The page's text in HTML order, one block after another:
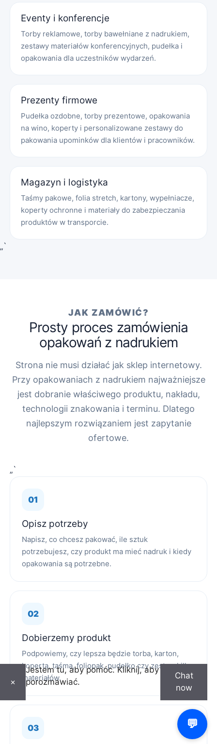
Eventy i konferencje
Torby reklamowe, torby bawełniane z nadrukiem,
zestawy materiałów konferencyjnych, pudełka i
opakowania dla uczestników wydarzeń.
Prezenty firmowe
Pudełka ozdobne, torby prezentowe, opakowania
na wino, koperty i personalizowane zestawy do
pakowania upominków dla klientów i pracowników.
Magazyn i logistyka
Taśmy pakowe, folia stretch, kartony, wypełniacze,
koperty ochronne i materiały do zabezpieczania
produktów w transporcie.
„`
JAK ZAMÓWIĆ?
Prosty proces zamówienia
opakowań z nadrukiem
Strona nie musi działać jak sklep internetowy.
Przy opakowaniach z nadrukiem najważniejsze
jest dobranie właściwego produktu, nakładu,
technologii znakowania i terminu. Dlatego
najlepszym rozwiązaniem jest zapytanie
ofertowe.
„`
Opisz potrzeby
Napisz, co chcesz pakować, ile sztuk
potrzebujesz, czy produkt ma mieć nadruk i kiedy
opakowania są potrzebne.
Dobierzemy produkt
Podpowiemy, czy lepsza będzie torba, karton,
koperta, taśma, foliopak, pudełko czy zestaw kilku
materiałów.
×
Jestem tu, aby pomóc. Kliknij, aby
porozmawiać.
Chat
now